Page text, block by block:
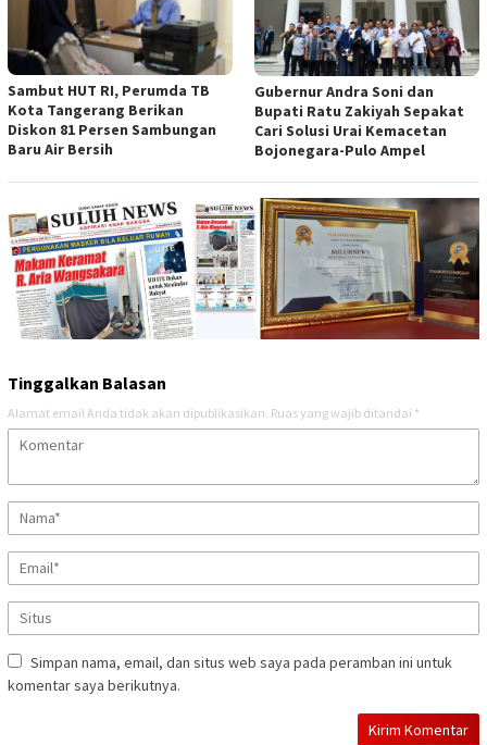
Sambut HUT RI, Perumda TB
Kota Tangerang Berikan
Diskon 81 Persen Sambungan
Baru Air Bersih
Gubernur Andra Soni dan
Bupati Ratu Zakiyah Sepakat
Cari Solusi Urai Kemacetan
Bojonegara-Pulo Ampel
Tinggalkan Balasan
Alamat email Anda tidak akan dipublikasikan. Ruas yang wajib ditandai *
Simpan nama, email, dan situs web saya pada peramban ini untuk
komentar saya berikutnya.